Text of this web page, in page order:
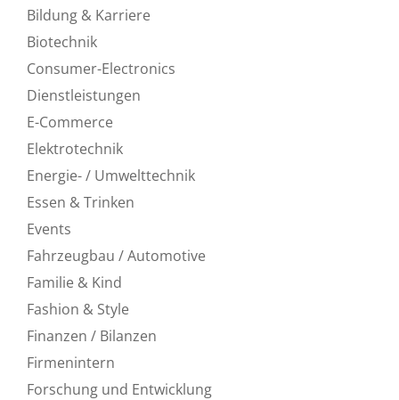
Bildung & Karriere
Biotechnik
Consumer-Electronics
Dienstleistungen
E-Commerce
Elektrotechnik
Energie- / Umwelttechnik
Essen & Trinken
Events
Fahrzeugbau / Automotive
Familie & Kind
Fashion & Style
Finanzen / Bilanzen
Firmenintern
Forschung und Entwicklung